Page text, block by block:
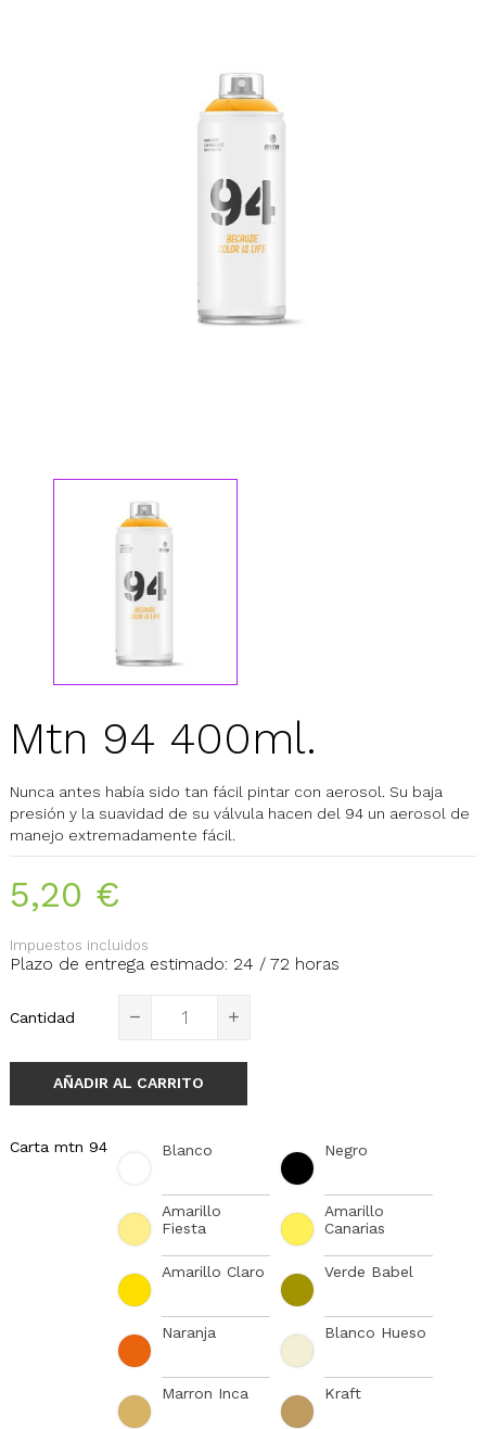
Mtn 94 400ml.
Nunca antes había sido tan fácil pintar con aerosol. Su baja
presión y la suavidad de su válvula hacen del 94 un aerosol de
manejo extremadamente fácil.
5,20 €
Impuestos incluidos
Plazo de entrega estimado: 24 / 72 horas
Cantidad
AÑADIR AL CARRITO
Carta mtn 94 Blanco Negro
Amarillo
Fiesta
Amarillo
Canarias
Amarillo Claro Verde Babel
Naranja Blanco Hueso
Marron Inca Kraft